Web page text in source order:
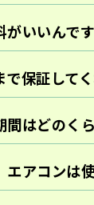
いいんで
で保証して
間はどのく
エアコンは